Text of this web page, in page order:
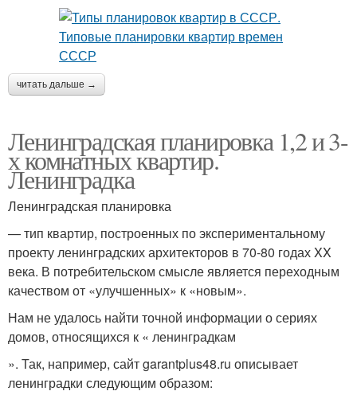
читать дальше →
Ленинградская планировка 1,2 и 3-
х комнатных квартир.
Ленинградка
Ленинградская планировка
— тип квартир, построенных по экспериментальному
проекту ленинградских архитекторов в 70-80 годах XX
века. В потребительском смысле является переходным
качеством от «улучшенных» к «новым».
Нам не удалось найти точной информации о сериях
домов, относящихся к « ленинградкам
». Так, например, сайт garantplus48.ru описывает
ленинградки следующим образом: